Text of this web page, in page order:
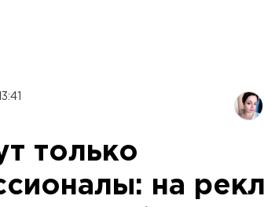
только
на